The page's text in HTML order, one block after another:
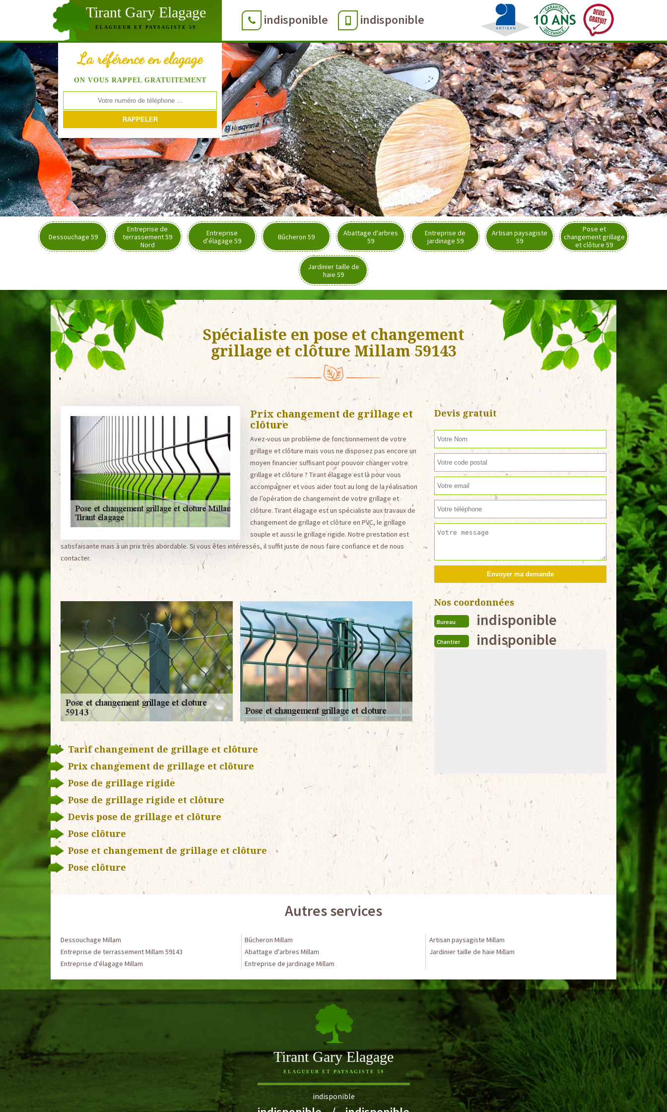
Tirant Gary Elagage
ELAGUEUR ET PAYSAGISTE 59 indisponible indisponible
La référence en elagage
ON VOUS RAPPEL GRATUITEMENT
Dessouchage 59
Entreprise de
terrassement 59
Nord
Entreprise
d'élagage 59
Bûcheron 59
Abattage d'arbres
59
Entreprise de
jardinage 59
Artisan paysagiste
59
Pose et
changement grillage
et clôture 59
Jardinier taille de
haie 59
Spécialiste en pose et changement
grillage et clôture Millam 59143
Prix changement de grillage et
clôture
Avez-vous un problème de fonctionnement de votre
grillage et clôture mais vous ne disposez pas encore un
moyen financier suffisant pour pouvoir changer votre
grillage et clôture ? Tirant élagage est là pour vous
accompagner et vous aider tout au long de la réalisation
de l’opération de changement de votre grillage et
clôture. Tirant élagage est un spécialiste aux travaux de
changement de grillage et clôture en PVC, le grillage
souple et aussi le grillage rigide. Notre prestation est
satisfaisante mais à un prix très abordable. Si vous êtes intéressés, il suffit juste de nous faire confiance et de nous
contacter.
Tarif changement de grillage et clôture
Prix changement de grillage et clôture
Pose de grillage rigide
Pose de grillage rigide et clôture
Devis pose de grillage et clôture
Pose clôture
Pose et changement de grillage et clôture
Pose clôture
Devis gratuit
Nos coordonnées
Bureau indisponible
Chantier indisponible
Autres services
Dessouchage Millam
Entreprise de terrassement Millam 59143
Entreprise d'élagage Millam
Bûcheron Millam
Abattage d'arbres Millam
Entreprise de jardinage Millam
Artisan paysagiste Millam
Jardinier taille de haie Millam
Tirant Gary Elagage
ELAGUEUR ET PAYSAGISTE 59
indisponible